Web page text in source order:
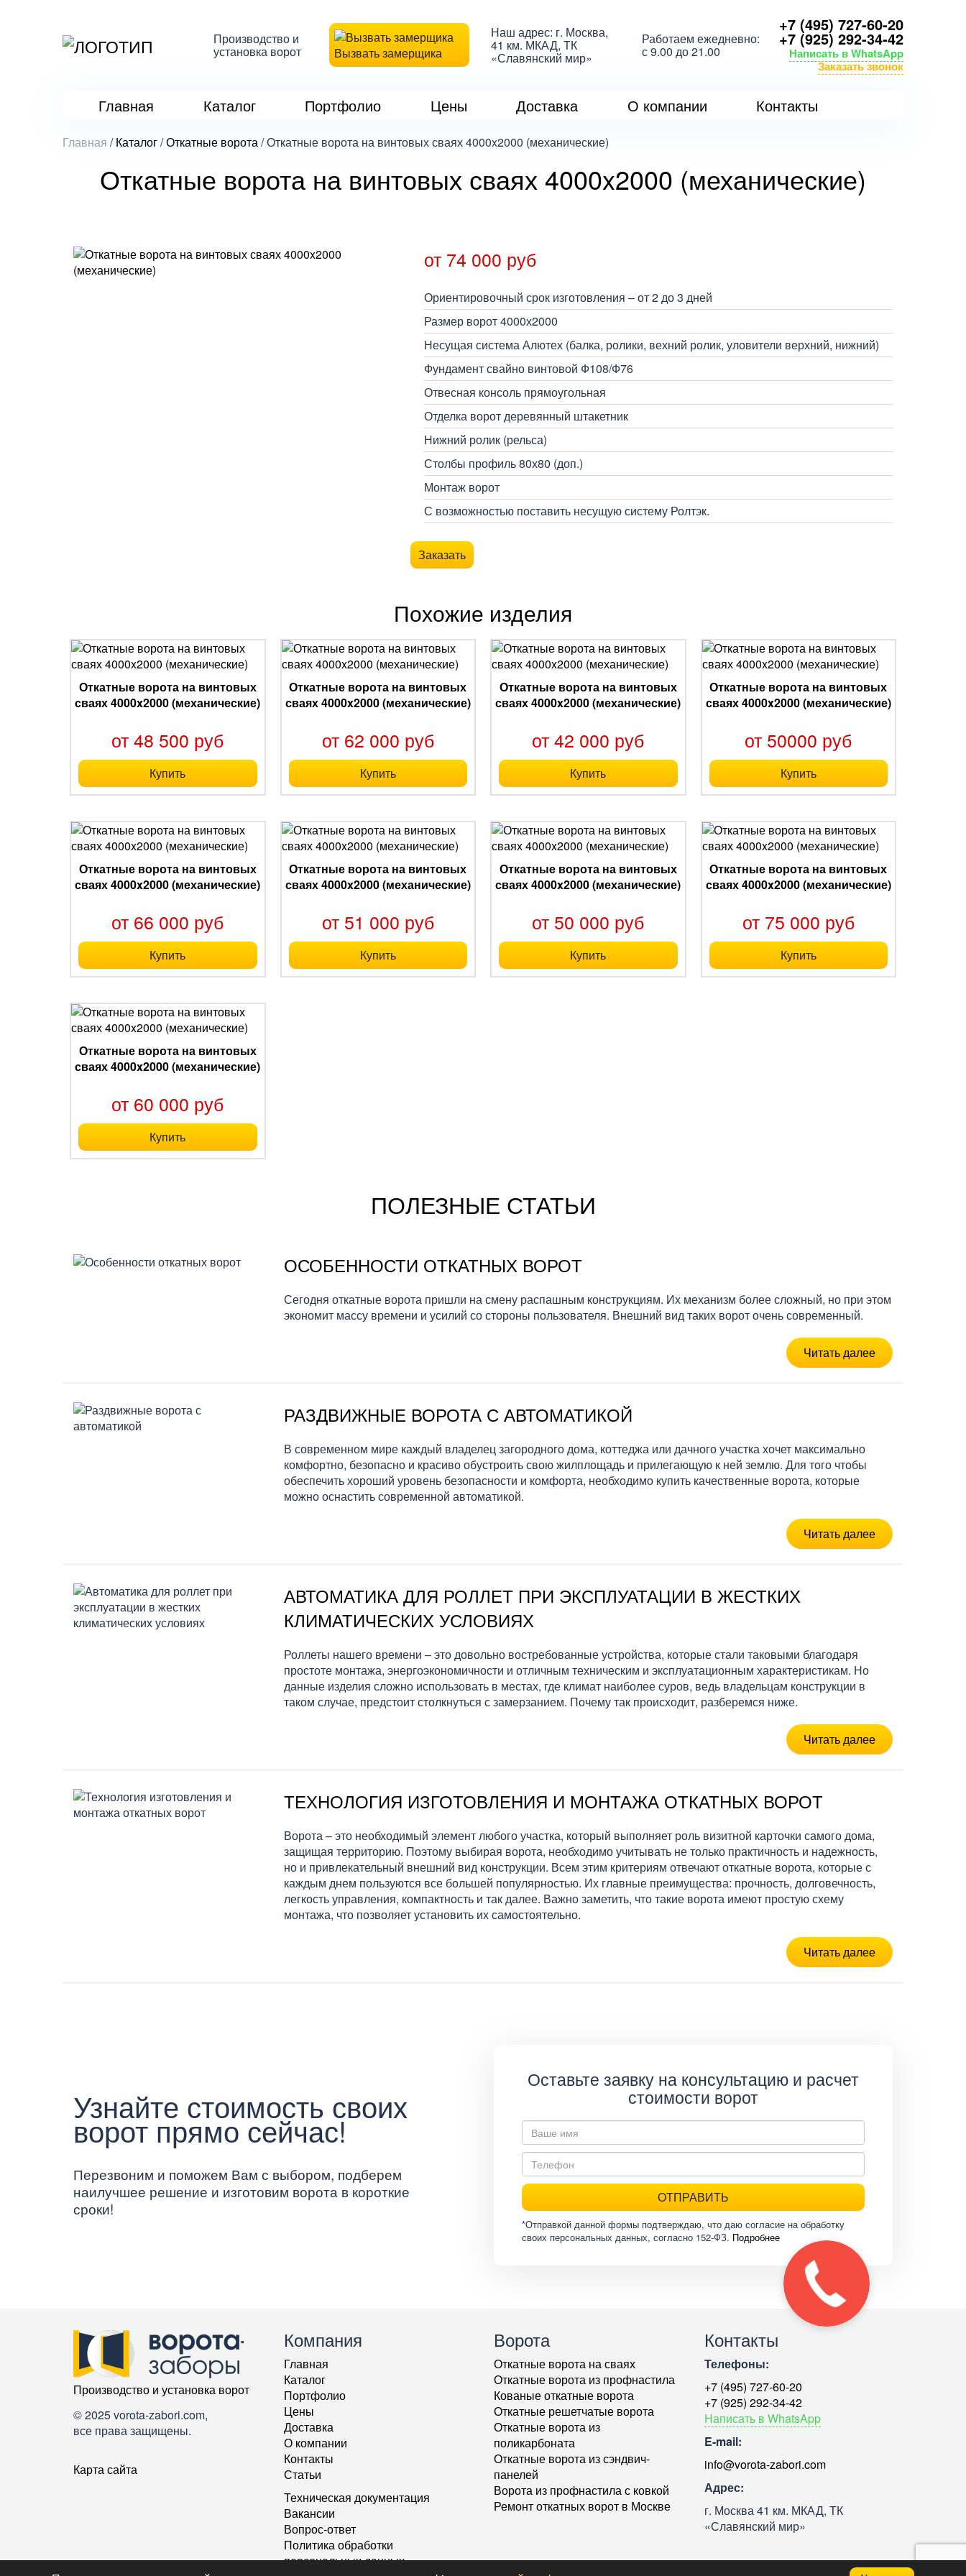
Производство и
установка ворот Вызвать замерщика
Наш адрес: г. Москва,
41 км. МКАД, ТК
«Славянский мир»
Работаем ежедневно:
с 9.00 до 21.00
+7 (495) 727-60-20
+7 (925) 292-34-42
Написать в WhatsApp
Заказать звонок
Главная Каталог Портфолио Цены Доставка О компании Контакты
Главная /Каталог/Откатные ворота/Откатные ворота на винтовых сваях 4000x2000 (механические)
Откатные ворота на винтовых сваях 4000x2000 (механические)
от 74 000 руб
Ориентировочный срок изготовления – от 2 до 3 дней
Размер ворот 4000х2000
Несущая система Алютех (балка, ролики, вехний ролик, уловители верхний, нижний)
Фундамент свайно винтовой Ф108/Ф76
Отвесная консоль прямоугольная
Отделка ворот деревянный штакетник
Нижний ролик (рельса)
Столбы профиль 80х80 (доп.)
Монтаж ворот
С возможностью поставить несущую систему Ролтэк.
Заказать
Похожие изделия
Откатные ворота на винтовых
сваях 4000x2000 (механические)
от 48 500 руб
Купить
Откатные ворота на винтовых
сваях 4000x2000 (механические)
от 62 000 руб
Купить
Откатные ворота на винтовых
сваях 4000x2000 (механические)
от 42 000 руб
Купить
Откатные ворота на винтовых
сваях 4000x2000 (механические)
от 50000 руб
Купить
Откатные ворота на винтовых
сваях 4000x2000 (механические)
от 66 000 руб
Купить
Откатные ворота на винтовых
сваях 4000x2000 (механические)
от 51 000 руб
Купить
Откатные ворота на винтовых
сваях 4000x2000 (механические)
от 50 000 руб
Купить
Откатные ворота на винтовых
сваях 4000x2000 (механические)
от 75 000 руб
Купить
Откатные ворота на винтовых
сваях 4000x2000 (механические)
от 60 000 руб
Купить
ПОЛЕЗНЫЕ СТАТЬИ
ОСОБЕННОСТИ ОТКАТНЫХ ВОРОТ
Сегодня откатные ворота пришли на смену распашным конструкциям. Их механизм более сложный, но при этом
экономит массу времени и усилий со стороны пользователя. Внешний вид таких ворот очень современный.
Читать далее
РАЗДВИЖНЫЕ ВОРОТА С АВТОМАТИКОЙ
В современном мире каждый владелец загородного дома, коттеджа или дачного участка хочет максимально
комфортно, безопасно и красиво обустроить свою жилплощадь и прилегающую к ней землю. Для того чтобы
обеспечить хороший уровень безопасности и комфорта, необходимо купить качественные ворота, которые
можно оснастить современной автоматикой.
Читать далее
АВТОМАТИКА ДЛЯ РОЛЛЕТ ПРИ ЭКСПЛУАТАЦИИ В ЖЕСТКИХ
КЛИМАТИЧЕСКИХ УСЛОВИЯХ
Роллеты нашего времени – это довольно востребованные устройства, которые стали таковыми благодаря
простоте монтажа, энергоэкономичности и отличным техническим и эксплуатационным характеристикам. Но
данные изделия сложно использовать в местах, где климат наиболее суров, ведь владельцам конструкции в
таком случае, предстоит столкнуться с замерзанием. Почему так происходит, разберемся ниже.
Читать далее
ТЕХНОЛОГИЯ ИЗГОТОВЛЕНИЯ И МОНТАЖА ОТКАТНЫХ ВОРОТ
Ворота – это необходимый элемент любого участка, который выполняет роль визитной карточки самого дома,
защищая территорию. Поэтому выбирая ворота, необходимо учитывать не только практичность и надежность,
но и привлекательный внешний вид конструкции. Всем этим критериям отвечают откатные ворота, которые с
каждым днем пользуются все большей популярностью. Их главные преимущества: прочность, долговечность,
легкость управления, компактность и так далее. Важно заметить, что такие ворота имеют простую схему
монтажа, что позволяет установить их самостоятельно.
Читать далее
Узнайте стоимость своих
ворот прямо сейчас!
Перезвоним и поможем Вам с выбором, подберем
наилучшее решение и изготовим ворота в короткие
сроки!
Оставьте заявку на консультацию и расчет
стоимости ворот
ОТПРАВИТЬ
*Отправкой данной формы подтверждаю, что даю согласие на обработку
своих персональных данных, согласно 152-ФЗ. Подробнее
Производство и установка ворот
© 2025 vorota-zabori.com,
все права защищены.
Карта сайта
Компания
Главная
Каталог
Портфолио
Цены
Доставка
О компании
Контакты
Статьи
Техническая документация
Вакансии
Вопрос-ответ
Политика обработки
персональных данных
Ворота
Откатные ворота на сваях
Откатные ворота из профнастила
Кованые откатные ворота
Откатные решетчатые ворота
Откатные ворота из
поликарбоната
Откатные ворота из сэндвич-
панелей
Ворота из профнастила с ковкой
Ремонт откатных ворот в Москве
Контакты
Телефоны:
+7 (495) 727-60-20
+7 (925) 292-34-42
Написать в WhatsApp
E-mail:
info@vorota-zabori.com
Адрес:
г. Москва 41 км. МКАД, ТК
«Славянский мир»